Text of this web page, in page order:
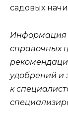
садовых
Информация
справочных
удобрений и
к